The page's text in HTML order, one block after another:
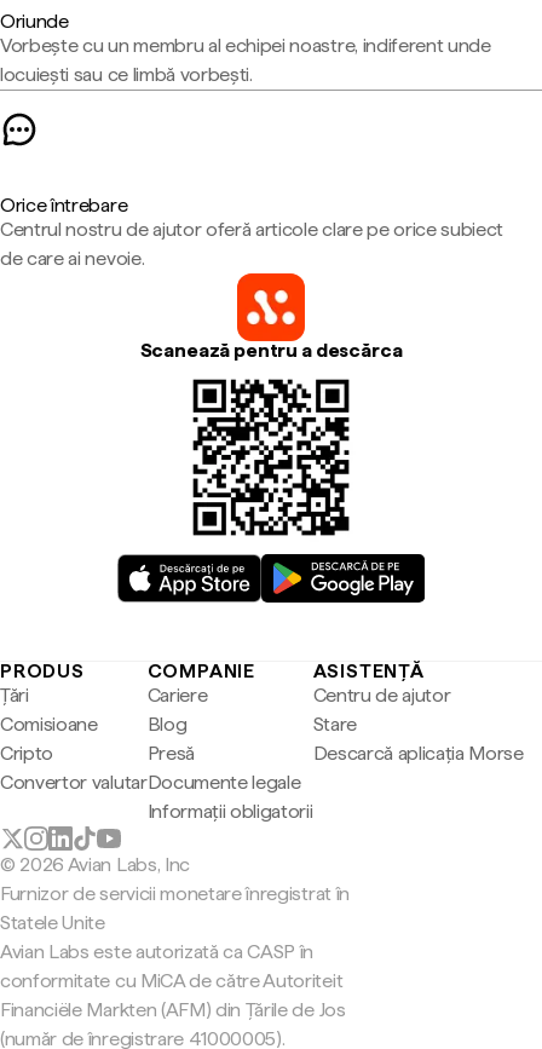
Oriunde
Vorbește cu un membru al echipei noastre, indiferent unde
locuiești sau ce limbă vorbești.
Orice întrebare
Centrul nostru de ajutor oferă articole clare pe orice subiect
de care ai nevoie.
Scanează pentru a descărca
PRODUS
Țări
Comisioane
Cripto
Convertor valutar
COMPANIE
Cariere
Blog
Presă
Documente legale
Informații obligatorii
ASISTENȚĂ
Centru de ajutor
Stare
Descarcă aplicația Morse
© 2026 Avian Labs, Inc
Furnizor de servicii monetare înregistrat în
Statele Unite
Avian Labs este autorizată ca CASP în
conformitate cu MiCA de către Autoriteit
Financiële Markten (AFM) din Țările de Jos
(număr de înregistrare 41000005).